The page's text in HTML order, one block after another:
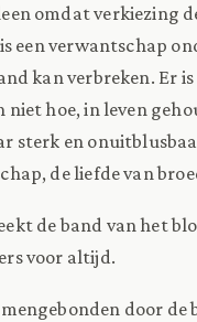
omdat verkiezing
een verwantschap
kan verbreken. Er
niet hoe, in leven
sterk en
de liefde van
de band van het
voor altijd.
door de